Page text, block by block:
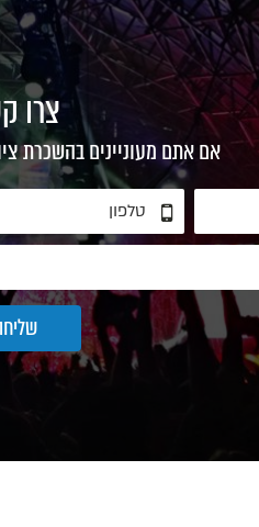
צרו
אם אתם מעוניינים בהשכרת